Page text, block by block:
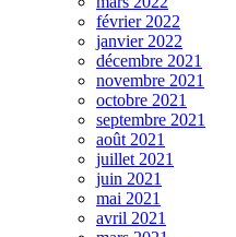
février 2022
janvier 2022
décembre 2021
novembre 2021
octobre 2021
septembre 2021
août 2021
juillet 2021
juin 2021
mai 2021
avril 2021